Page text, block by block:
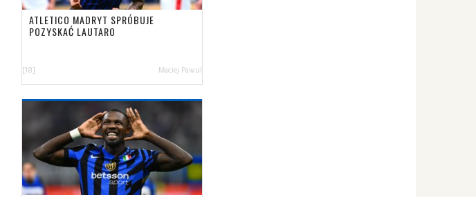
ATLETICO MADRYT SPRÓBUJE
POZYSKAĆ LAUTARO
[18] Maciej Pawul